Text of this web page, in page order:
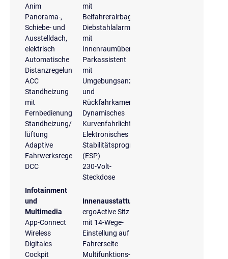
Anim
Panorama-,
Schiebe- und
Ausstelldach,
elektrisch
Automatische
Distanzregelung
ACC
Standheizung
mit
Fernbedienung
Standheizung/-
lüftung
Adaptive
Fahrwerksregelung
DCC
Infotainment
und
Multimedia
App-Connect
Wireless
Digitales
Cockpit
mit
Beifahrerairbagdeaktivierung
Diebstahlalarmanlage
mit
Innenraumüberwachung
Parkassistent
mit
Umgebungsanzeige
und
Rückfahrkamera
Dynamisches
Kurvenfahrlicht
Elektronisches
Stabilitätsprogramm
(ESP)
230-Volt-
Steckdose
Innenausstattung
ergoActive Sitz
mit 14-Wege-
Einstellung auf
Fahrerseite
Multifunktions-